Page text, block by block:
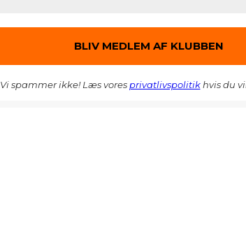
Vi spammer ikke! Læs vores privatlivspolitikhvis du